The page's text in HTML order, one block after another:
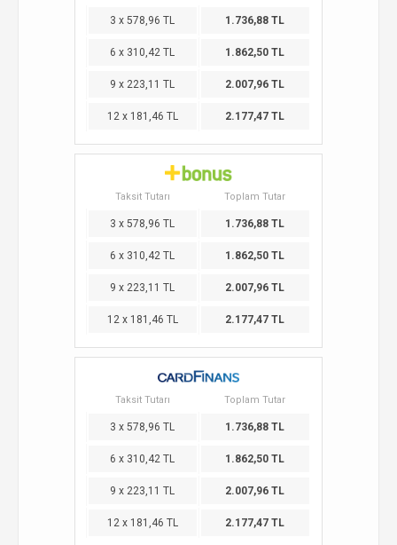
3 x 578,96 TL 1.736,88 TL
6 x 310,42 TL 1.862,50 TL
9 x 223,11 TL 2.007,96 TL
12 x 181,46 TL 2.177,47 TL
Taksit Tutarı Toplam Tutar
3 x 578,96 TL 1.736,88 TL
6 x 310,42 TL 1.862,50 TL
9 x 223,11 TL 2.007,96 TL
12 x 181,46 TL 2.177,47 TL
Taksit Tutarı Toplam Tutar
3 x 578,96 TL 1.736,88 TL
6 x 310,42 TL 1.862,50 TL
9 x 223,11 TL 2.007,96 TL
12 x 181,46 TL 2.177,47 TL